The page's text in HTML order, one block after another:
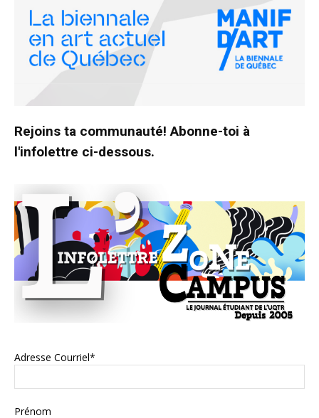
Rejoins ta communauté! Abonne-toi à
l'infolettre ci-dessous.
Adresse Courriel*
Prénom